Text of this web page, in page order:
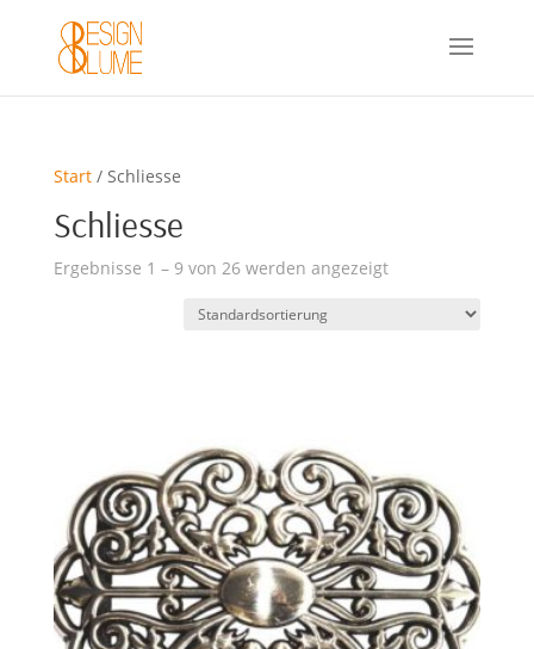
Start/ Schliesse
Schliesse
Ergebnisse 1 – 9 von 26 werden angezeigt